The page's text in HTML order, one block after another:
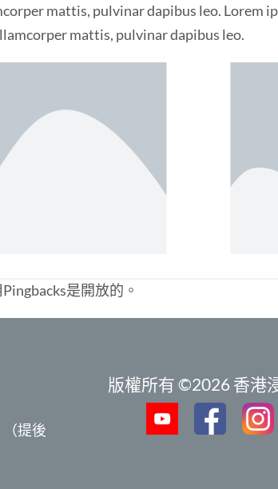
mattis, pulvinar dapibus leo. Lorem
mattis, pulvinar dapibus leo.
是開放的。
提後
版權所有 ©2026 香港